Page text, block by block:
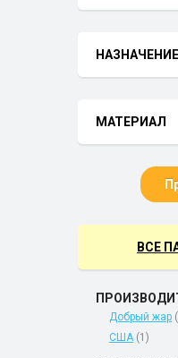
НАЗНАЧЕНИЕ
МАТЕРИАЛ
ВСЕ
Добрый жар
США (1)